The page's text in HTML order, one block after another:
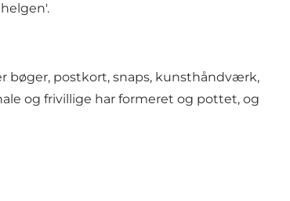
postkort, snaps, kunsthåndværk,
og frivillige har formeret og pottet, og